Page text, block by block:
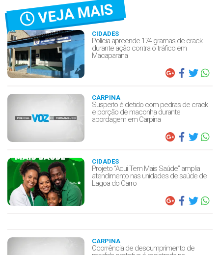
VEJA MAIS
CIDADES
Polícia apreende 174 gramas de crack
durante ação contra o tráfico em
Macaparana
CARPINA
Suspeito é detido com pedras de crack
e porção de maconha durante
abordagem em Carpina
CIDADES
Projeto “Aqui Tem Mais Saúde” amplia
atendimento nas unidades de saúde de
Lagoa do Carro
CARPINA
Ocorrência de descumprimento de